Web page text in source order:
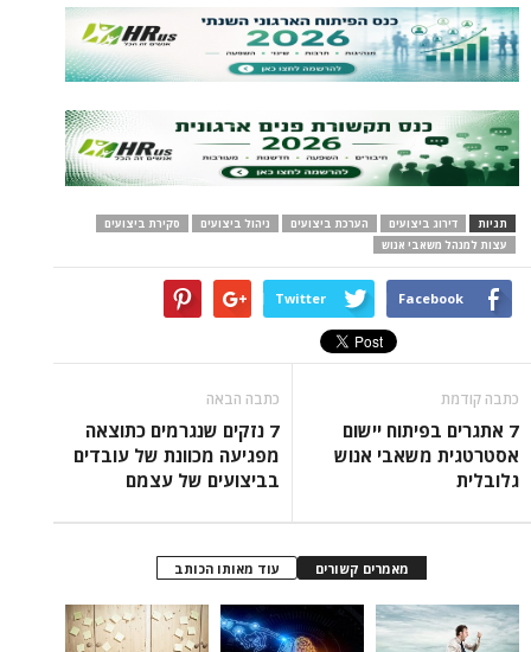
תגיות דירוג ביצועים הערכת ביצועים ניהול ביצועים
סקירת ביצועים
עצות למנהל משאבי אנוש
Facebook
Twitter
כתבה קודמת
7 אתגרים בפיתוח יישום
אסטרטגית משאבי אנוש
גלובלית
כתבה הבאה
7 נזקים שנגרמים כתוצאה
מפגיעה מכוונת של עובדים
בביצועים של עצמם
מאמרים קשורים עוד מאותו הכותב